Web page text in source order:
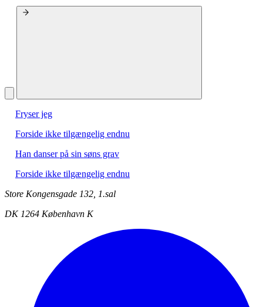
Fryser jeg
Forside ikke tilgængelig endnu
Han danser på sin søns grav
Forside ikke tilgængelig endnu
Store Kongensgade 132, 1.sal
DK 1264 København K